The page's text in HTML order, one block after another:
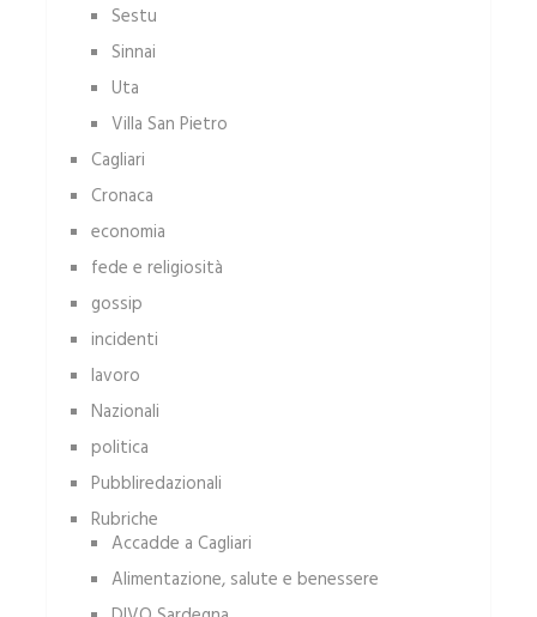
Sestu
Sinnai
Uta
Villa San Pietro
Cagliari
Cronaca
economia
fede e religiosità
gossip
incidenti
lavoro
Nazionali
politica
Pubbliredazionali
Rubriche
Accadde a Cagliari
Alimentazione, salute e benessere